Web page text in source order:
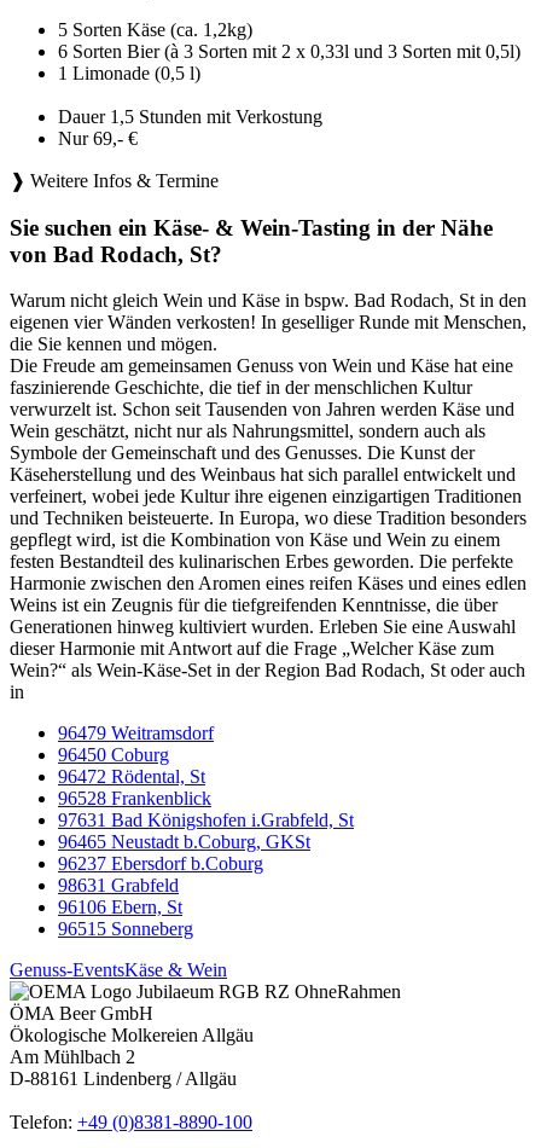
5 Sorten Käse (ca. 1,2kg)
6 Sorten Bier (à 3 Sorten mit 2 x 0,33l und 3 Sorten mit 0,5l)
1 Limonade (0,5 l)
Dauer 1,5 Stunden mit Verkostung
Nur 69,- €
❱ Weitere Infos & Termine
Sie suchen ein Käse- & Wein-Tasting in der Nähe
von Bad Rodach, St?
Warum nicht gleich Wein und Käse in bspw. Bad Rodach, St in den
eigenen vier Wänden verkosten! In geselliger Runde mit Menschen,
die Sie kennen und mögen.
Die Freude am gemeinsamen Genuss von Wein und Käse hat eine
faszinierende Geschichte, die tief in der menschlichen Kultur
verwurzelt ist. Schon seit Tausenden von Jahren werden Käse und
Wein geschätzt, nicht nur als Nahrungsmittel, sondern auch als
Symbole der Gemeinschaft und des Genusses. Die Kunst der
Käseherstellung und des Weinbaus hat sich parallel entwickelt und
verfeinert, wobei jede Kultur ihre eigenen einzigartigen Traditionen
und Techniken beisteuerte. In Europa, wo diese Tradition besonders
gepflegt wird, ist die Kombination von Käse und Wein zu einem
festen Bestandteil des kulinarischen Erbes geworden. Die perfekte
Harmonie zwischen den Aromen eines reifen Käses und eines edlen
Weins ist ein Zeugnis für die tiefgreifenden Kenntnisse, die über
Generationen hinweg kultiviert wurden. Erleben Sie eine Auswahl
dieser Harmonie mit Antwort auf die Frage „Welcher Käse zum
Wein?“ als Wein-Käse-Set in der Region Bad Rodach, St oder auch
in
96479 Weitramsdorf
96450 Coburg
96472 Rödental, St
96528 Frankenblick
97631 Bad Königshofen i.Grabfeld, St
96465 Neustadt b.Coburg, GKSt
96237 Ebersdorf b.Coburg
98631 Grabfeld
96106 Ebern, St
96515 Sonneberg
Genuss-EventsKäse & Wein
ÖMA Beer GmbH
Ökologische Molkereien Allgäu
Am Mühlbach 2
D-88161 Lindenberg / Allgäu
Telefon: +49 (0)8381-8890-100